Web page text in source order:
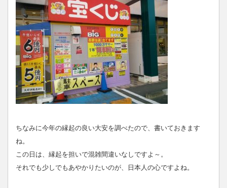
ちなみに今年の縁起の良い大安を調べたので、書いておきます
ね。
この日は、縁起を担いで混雑間違いなしですよ～。
それでも少しでもあやかりたいのが、日本人の心ですよね。